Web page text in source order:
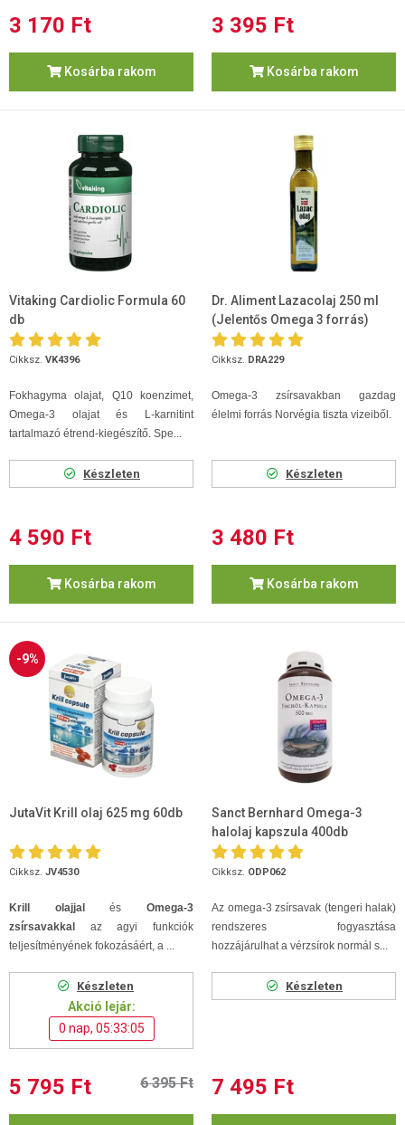
3 170 Ft
Kosárba rakom
3 395 Ft
Kosárba rakom
Vitaking Cardiolic Formula 60
db
Cikksz. VK4396
Fokhagyma olajat, Q10 koenzimet,
Omega-3 olajat és L-karnitint
tartalmazó étrend-kiegészítő. Spe...
Készleten
4 590 Ft
Kosárba rakom
Dr. Aliment Lazacolaj 250 ml
(Jelentős Omega 3 forrás)
Cikksz. DRA229
Omega-3 zsírsavakban gazdag
élelmi forrás Norvégia tiszta vizeiből.
Készleten
3 480 Ft
Kosárba rakom
-9%
JutaVit Krill olaj 625 mg 60db
Cikksz. JV4530
Krill olajjalés Omega-3
zsírsavakkal az agyi funkciók
teljesítményének fokozásáért, a ...
Készleten
Akció lejár:
0 nap, 05:33:04
5 795 Ft 6 395 Ft
Sanct Bernhard Omega-3
halolaj kapszula 400db
Cikksz. ODP062
Az omega-3 zsírsavak (tengeri halak)
rendszeres fogyasztása
hozzájárulhat a vérzsírok normál s...
Készleten
7 495 Ft